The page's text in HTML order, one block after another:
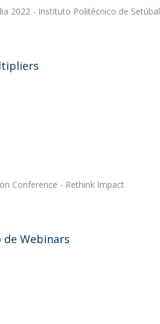
2022 - Instituto Politécnico de Setúbal
Conference - Rethink Impact
de Webinars